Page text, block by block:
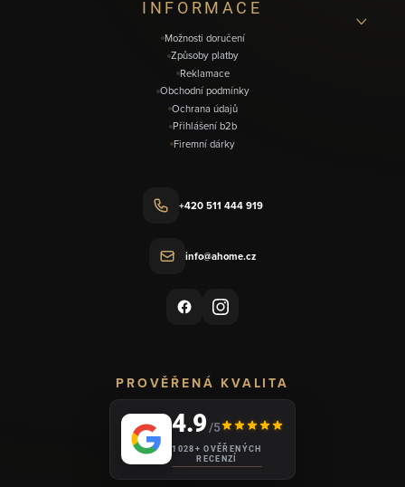
INFORMACE
Možnosti doručení
Způsoby platby
Reklamace
Obchodní podmínky
Ochrana údajů
Přihlášení b2b
Firemní dárky
+420 511 444 919
info@ahome.cz
PROVĚŘENÁ KVALITA
4.9/5
1028+ OVĚŘENÝCH
RECENZÍ